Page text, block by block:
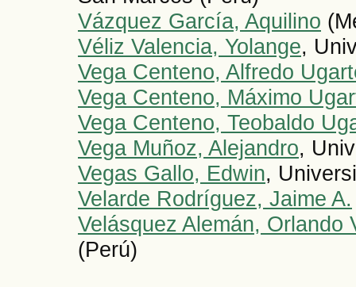
Vázquez García, Aquilino
Véliz Valencia, Yolange,
Vega Centeno, Alfredo
Vega Centeno, Máximo
Vega Centeno, Teobaldo
Vega Muñoz, Alejandro,
Vegas Gallo, Edwin,
Velarde Rodríguez, Jaime A.
Velásquez Alemán, Orlando
(Perú)